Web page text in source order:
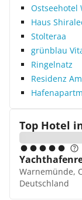
Ostseehotel
Haus
Stolteraa
grünblau
Ringelnatz
Residenz
Top Hotel
Warnemünde,
Deutschland